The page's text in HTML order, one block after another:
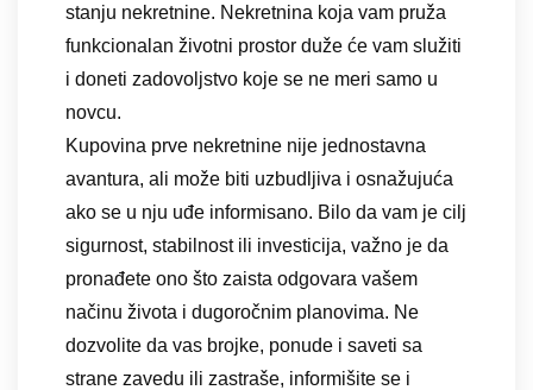
stanju nekretnine. Nekretnina koja vam pruža
funkcionalan životni prostor duže će vam služiti
i doneti zadovoljstvo koje se ne meri samo u
novcu.
Kupovina prve nekretnine nije jednostavna
avantura, ali može biti uzbudljiva i osnažujuća
ako se u nju uđe informisano. Bilo da vam je cilj
sigurnost, stabilnost ili investicija, važno je da
pronađete ono što zaista odgovara vašem
načinu života i dugoročnim planovima. Ne
dozvolite da vas brojke, ponude i saveti sa
strane zavedu ili zastraše, informišite se i